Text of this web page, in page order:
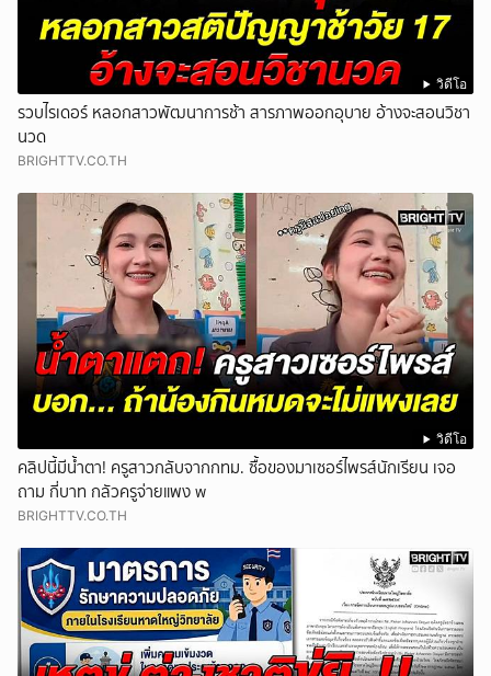
วิดีโอ
รวบไรเดอร์ หลอกสาวพัฒนาการช้า สารภาพออกอุบาย อ้างจะสอนวิชา
นวด
BRIGHTTV.CO.TH
วิดีโอ
คลิปนี้มีน้ำตา! ครูสาวกลับจากกทม. ซื้อของมาเซอร์ไพรส์นักเรียน เจอ
ถาม กี่บาท กลัวครูจ่ายแพง w
BRIGHTTV.CO.TH